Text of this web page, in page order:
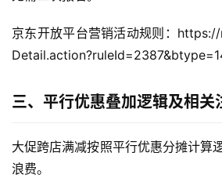
京东开放平台营销活动规则：
三、平行优惠叠加逻辑及相关
大促跨店满减按照平行优惠分摊计算
浪费。